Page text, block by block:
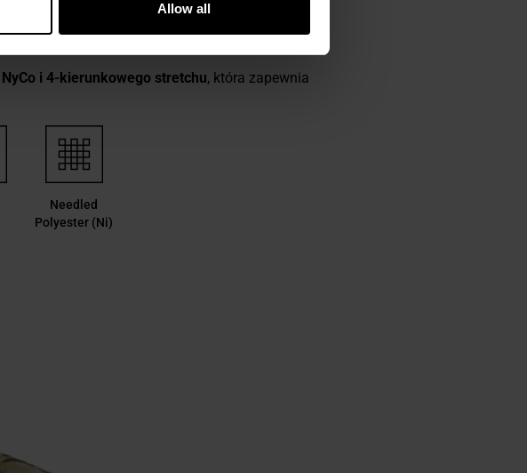
Allow all
NyCo i 4-kierunkowego stretchu, która zapewnia
Needled
Polyester (Ni)